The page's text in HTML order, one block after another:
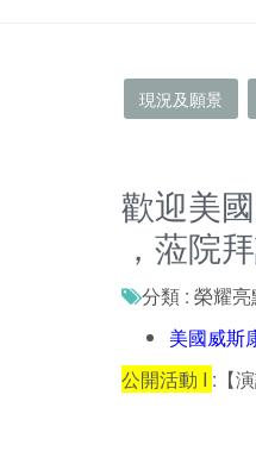
現況及願景
歡迎美
，蒞院
分類 : 榮耀
美國威斯
公開活動 I :【